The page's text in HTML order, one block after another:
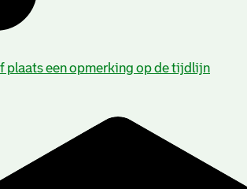
plaats een opmerking op de tijdlijn